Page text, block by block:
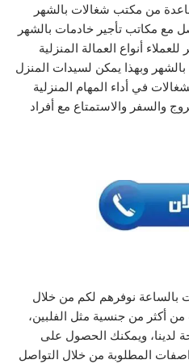
من مكتب شغالات بالشهر
مع مكاتب تأجير خادمات بالشهر
أنواع العمالة المنزلية
وبهذا يمكن لسيدات المنزل
في أداء المهام المنزلية
والسفر والاستمتاع مع أفراد
بالساعة نوفرهم لكم من خلال
من أكثر من جنسية مثل الفلبين،
لدينا، ويمكنك الحصول على
المطلوبة من خلال التواصل